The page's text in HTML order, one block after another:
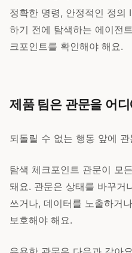
정확한 명령, 안정적인 정의
하기 전에 탐색하는 에이전
크포인트를 확인해야 해요.
제품 팀은 관문을 어
되돌릴 수 없는 행동 앞에
탐색 체크포인트 관문이 모
돼요. 관문은 상태를 바꾸거
쓰거나, 데이터를 노출하거
보호해야 해요.